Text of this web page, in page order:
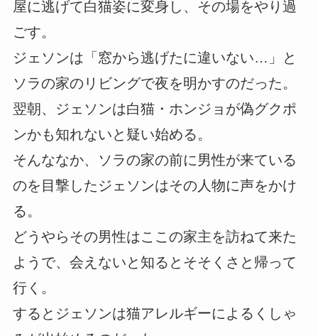
屋に逃げて白猫姿に変身し、その場をやり過
ごす。
ジェソンは「窓から逃げたに違いない…」と
ソラの家のリビングで夜を明かすのだった。
翌朝、ジェソンは白猫・ホンジョが偽グクポ
ンかも知れないと疑い始める。
そんななか、ソラの家の前に男性が来ている
のを目撃したジェソンはその人物に声をかけ
る。
どうやらその男性はここの家主を訪ねて来た
ようで、会えないと知るとそそくさと帰って
行く。
するとジェソンは猫アレルギーによるくしゃ